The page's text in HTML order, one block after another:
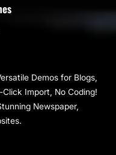
Demos for Blogs,
Import, No Coding!
Newspaper,